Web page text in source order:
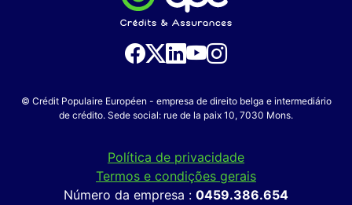
© Crédit Populaire Européen - empresa de direito belga e intermediário
de crédito. Sede social: rue de la paix 10, 7030 Mons.
Política de privacidade
Termos e condições gerais
Número da empresa : 0459.386.654